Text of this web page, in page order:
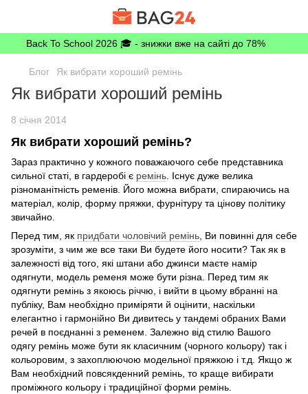
Back To School 2026 🎓 - знижки вже на сайті до 78%
Блог Як вибрати хороший ремінь
Як вибрати хороший ремінь
8 січня 2014
Як вибрати хороший ремінь?
Зараз практично у кожного поважаючого себе представника
сильної статі, в гардеробі є ремінь. Існує дуже велика
різноманітність ременів. Його можна вибрати, спираючись на
матеріал, колір, форму пряжки, фурнітуру та цінову політику
звичайно.
Перед тим, як придбати чоловічий ремінь, Ви повинні для себе
зрозуміти, з чим же все таки Ви будете його носити? Так як в
залежності від того, які штани або джинси маєте намір
одягнути, модель ременя може бути різна. Перед тим як
одягнути ремінь з якоюсь річчю, і вийти в цьому вбранні на
публіку, Вам необхідно приміряти й оцінити, наскільки
елегантно і гармонійно Ви дивитесь у тандемі обраних Вами
речей в поєднанні з ременем. Залежно від стилю Вашого
одягу ремінь може бути як класичним (чорного кольору) так і
кольоровим, з захоплюючою модельної пряжкою і т.д. Якщо ж
Вам необхідний повсякденний ремінь, то краще вибирати
проміжного кольору і традиційної форми ремінь.